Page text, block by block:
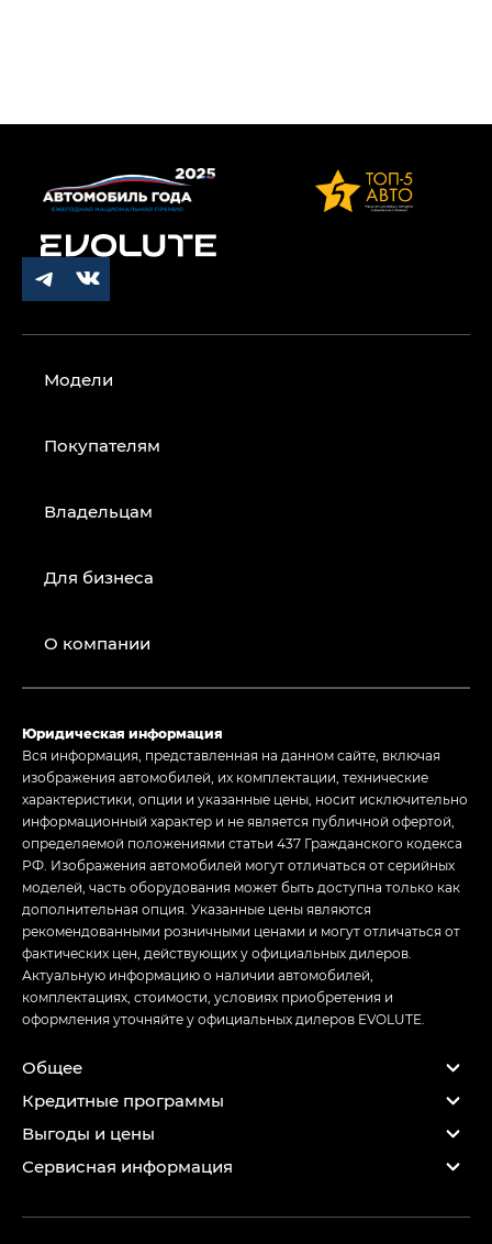
Модели
Покупателям
Владельцам
Для бизнеса
О компании
Юридическая информация
Вся информация, представленная на данном сайте, включая
изображения автомобилей, их комплектации, технические
характеристики, опции и указанные цены, носит исключительно
информационный характер и не является публичной офертой,
определяемой положениями статьи 437 Гражданского кодекса
РФ. Изображения автомобилей могут отличаться от серийных
моделей, часть оборудования может быть доступна только как
дополнительная опция. Указанные цены являются
рекомендованными розничными ценами и могут отличаться от
фактических цен, действующих у официальных дилеров.
Актуальную информацию о наличии автомобилей,
комплектациях, стоимости, условиях приобретения и
оформления уточняйте у официальных дилеров EVOLUTE.
Общее
Кредитные программы
Выгоды и цены
Сервисная информация